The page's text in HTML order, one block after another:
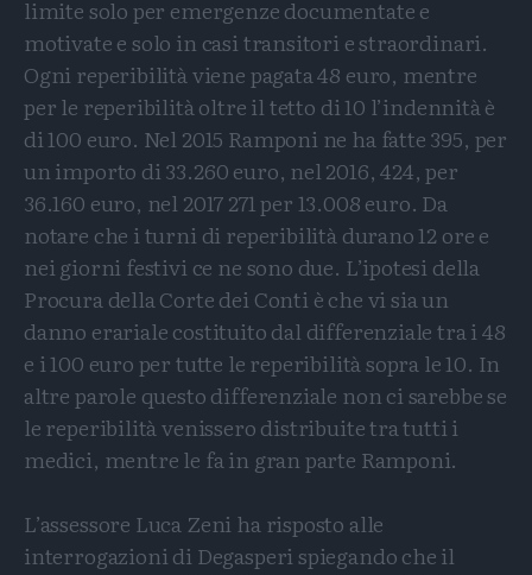
limite solo per emergenze documentate e
motivate e solo in casi transitori e straordinari.
Ogni reperibilità viene pagata 48 euro, mentre
per le reperibilità oltre il tetto di 10 l’indennità è
di 100 euro. Nel 2015 Ramponi ne ha fatte 395, per
un importo di 33.260 euro, nel 2016, 424, per
36.160 euro, nel 2017 271 per 13.008 euro. Da
notare che i turni di reperibilità durano 12 ore e
nei giorni festivi ce ne sono due. L’ipotesi della
Procura della Corte dei Conti è che vi sia un
danno erariale costituito dal differenziale tra i 48
e i 100 euro per tutte le reperibilità sopra le 10. In
altre parole questo differenziale non ci sarebbe se
le reperibilità venissero distribuite tra tutti i
medici, mentre le fa in gran parte Ramponi.
L’assessore Luca Zeni ha risposto alle
interrogazioni di Degasperi spiegando che il